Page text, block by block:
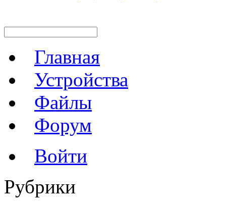
Главная
Устройства
Файлы
Форум
Войти
Рубрики